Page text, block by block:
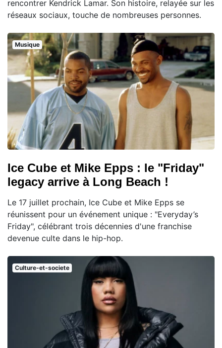
rencontrer Kendrick Lamar. Son histoire, relayée sur les
réseaux sociaux, touche de nombreuses personnes.
Musique
Ice Cube et Mike Epps : le "Friday"
legacy arrive à Long Beach !
Le 17 juillet prochain, Ice Cube et Mike Epps se
réunissent pour un événement unique : "Everyday’s
Friday", célébrant trois décennies d'une franchise
devenue culte dans le hip-hop.
Culture-et-societe